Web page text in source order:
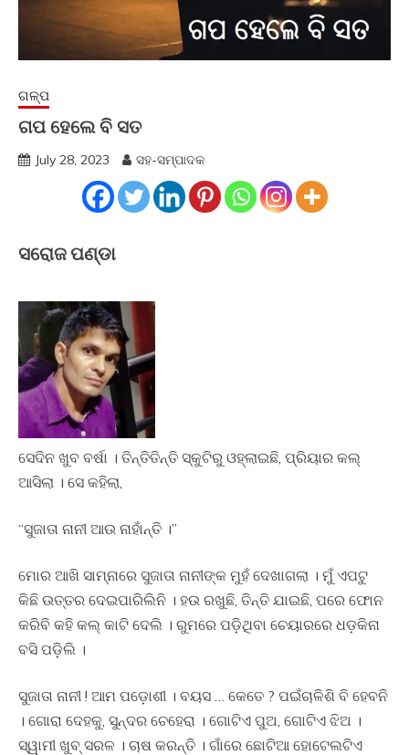
ଗଳ୍ପ
ଗପ ହେଲେ ବି ସତ
July 28, 2023 ସହ-ସମ୍ପାଦକ
ସରୋଜ ପଣ୍ଡା
ସେଦିନ ଖୁବ ବର୍ଷା । ତିନ୍ତିତିନ୍ତି ସ୍କୁଟିରୁ ଓହ୍ଲାଇଛି, ପ୍ରିୟାର କଲ୍‌
ଆସିଲା । ସେ କହିଲା,
“ସୁଜାତା ନାନୀ ଆଉ ନାହାଁନ୍ତି ।”
ମୋର ଆଖି ସାମ୍ନାରେ ସୁଜାତା ନାନୀଙ୍କ ମୁହଁ ଦେଖାଗଲା । ମୁଁ ଏପଟୁ
କିଛି ଉତ୍ତର ଦେଇପାରିଲିନି । ହଉ ରଖୁଛି, ତିନ୍ତି ଯାଇଛି, ପରେ ଫୋନ
କରିବି କହି କଲ୍‌ କାଟି ଦେଲି । ରୁମରେ ପଡ଼ିଥିବା ଚେୟାରରେ ଧଡ଼କିନା
ବସି ପଡ଼ିଲି ।
ସୁଜାତା ନାନୀ ! ଆମ ପଡ଼ୋଶୀ । ବୟସ … କେତେ ? ପଇଁଚାଳିଶି ବି ହେବନି
। ଗୋରା ଦେହକୁ, ସୁନ୍ଦର ଚେହେରା । ଗୋଟିଏ ପୁଅ, ଗୋଟିଏ ଝିଅ ।
ସ୍ୱାମୀ ଖୁବ୍ ସରଳ । ଚାଷ କରନ୍ତି । ଗାଁରେ ଛୋଟିଆ ହୋଟେଲଟିଏ